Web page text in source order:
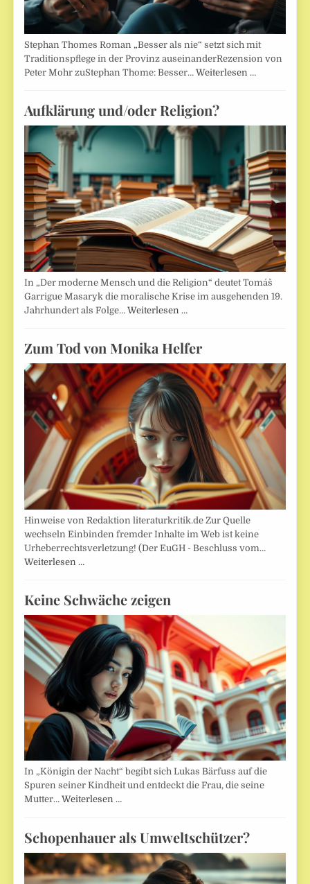
Stephan Thomes Roman „Besser als nie“ setzt sich mit
Traditionspflege in der Provinz auseinanderRezension von
Peter Mohr zuStephan Thome: Besser…Weiterlesen …
Aufklärung und/oder Religion?
In „Der moderne Mensch und die Religion“ deutet Tomáš
Garrigue Masaryk die moralische Krise im ausgehenden 19.
Jahrhundert als Folge…Weiterlesen …
Zum Tod von Monika Helfer
Hinweise von Redaktion literaturkritik.de Zur Quelle
wechseln Einbinden fremder Inhalte im Web ist keine
Urheberrechtsverletzung! (Der EuGH - Beschluss vom…
Weiterlesen …
Keine Schwäche zeigen
In „Königin der Nacht“ begibt sich Lukas Bärfuss auf die
Spuren seiner Kindheit und entdeckt die Frau, die seine
Mutter…Weiterlesen …
Schopenhauer als Umweltschützer?